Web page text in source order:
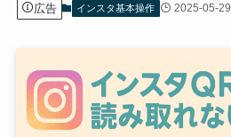
広告 インスタ基本操作 2025-05-29